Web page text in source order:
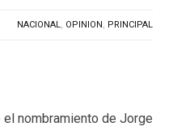
NACIONAL, OPINION, PRINCIPAL
el nombramiento de Jorge